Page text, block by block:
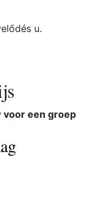
u.
voor een groep